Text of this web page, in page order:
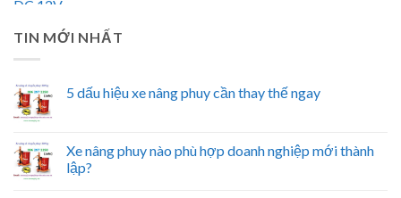
TIN MỚI NHẤT
5 dấu hiệu xe nâng phuy cần thay thế ngay
Xe nâng phuy nào phù hợp doanh nghiệp mới thành
lập?